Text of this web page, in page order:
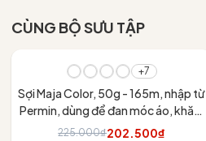
CÙNG BỘ SƯU TẬP
+7
Sợi Maja Color, 50g - 165m, nhập từ
Permin, dùng để đan móc áo, khăn,
váy
225.000₫202.500₫